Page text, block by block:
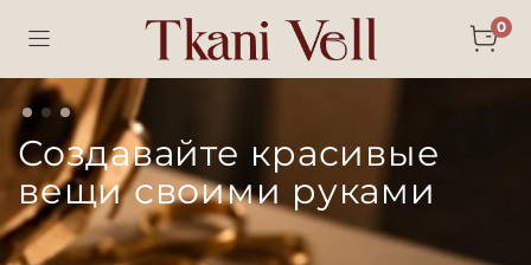
0
Создавайте красивые
вещи своими руками